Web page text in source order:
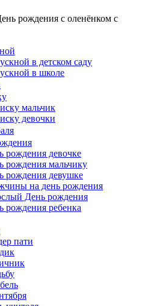
в детском саду
в школе
мальчик
девочки
девочке
мальчику
девушке
на день рождения
День рождения
ребенка
пати